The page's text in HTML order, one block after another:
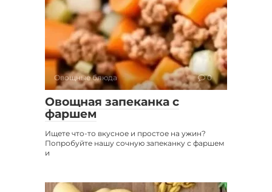
Овощные блюда 0
Овощная запеканка с
фаршем
Ищете что-то вкусное и простое на ужин?
Попробуйте нашу сочную запеканку с фаршем
и